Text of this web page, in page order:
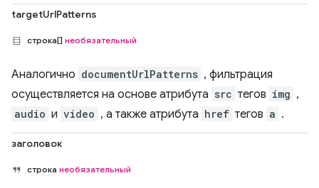
targetUrlPatterns
строка[] необязательный
Аналогично documentUrlPatterns , фильтрация
осуществляется на основе атрибута src тегов img ,
audio и video , а также атрибута href тегов a .
заголовок
строка необязательный